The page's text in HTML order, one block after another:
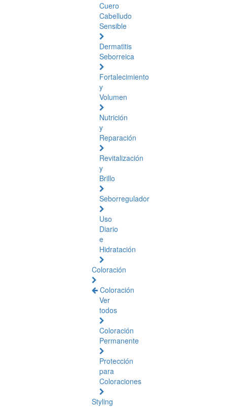
Cuero
Cabelludo
Sensible
Dermatitis
Seborreica
Fortalecimiento
y
Volumen
Nutrición
y
Reparación
Revitalización
y
Brillo
Seborregulador
Uso
Diario
e
Hidratación
Coloración
Coloración
Ver
todos
Coloración
Permanente
Protección
para
Coloraciones
Styling